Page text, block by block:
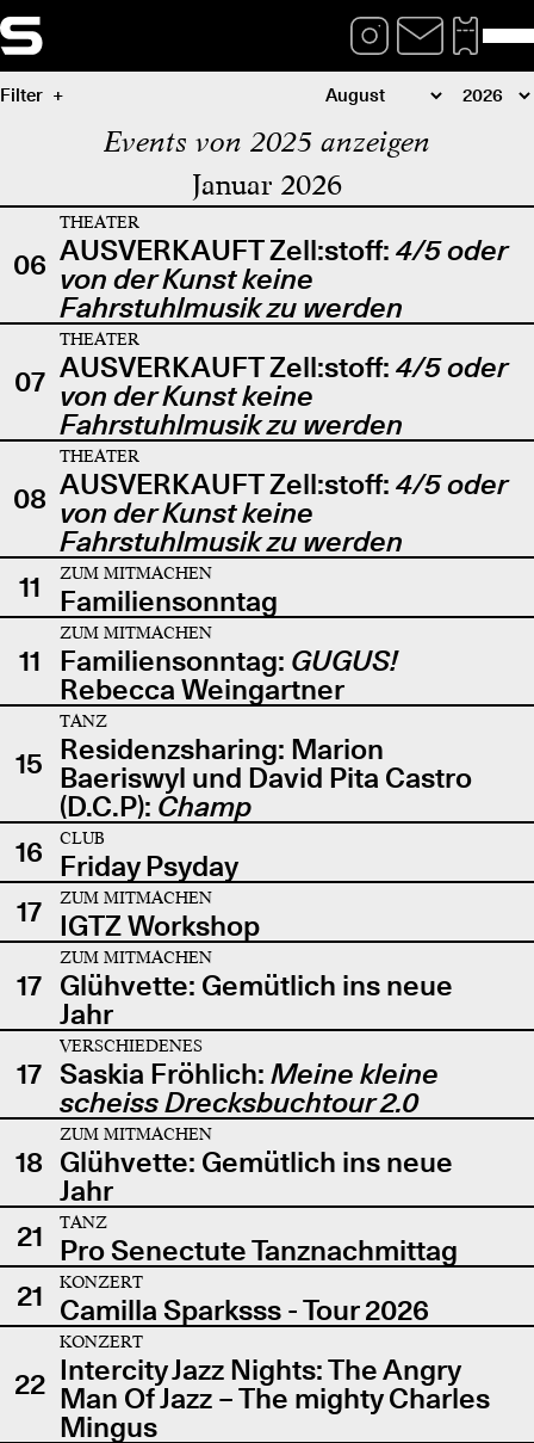
Filter
Events von 2025 anzeigen
Januar 2026
06
THEATER
AUSVERKAUFT Zell:stoff: 4/5 oder
von der Kunst keine
Fahrstuhlmusik zu werden
07
THEATER
AUSVERKAUFT Zell:stoff: 4/5 oder
von der Kunst keine
Fahrstuhlmusik zu werden
08
THEATER
AUSVERKAUFT Zell:stoff: 4/5 oder
von der Kunst keine
Fahrstuhlmusik zu werden
11
ZUM MITMACHEN
Familiensonntag
11
ZUM MITMACHEN
Familiensonntag: GUGUS!
Rebecca Weingartner
15
TANZ
Residenzsharing: Marion
Baeriswyl und David Pita Castro
(D.C.P): Champ
16
CLUB
Friday Psyday
17
ZUM MITMACHEN
IGTZ Workshop
17
ZUM MITMACHEN
Glühvette: Gemütlich ins neue
Jahr
17
VERSCHIEDENES
Saskia Fröhlich: Meine kleine
scheiss Drecksbuchtour 2.0
18
ZUM MITMACHEN
Glühvette: Gemütlich ins neue
Jahr
21
TANZ
Pro Senectute Tanznachmittag
21
KONZERT
Camilla Sparksss - Tour 2026
22
KONZERT
Intercity Jazz Nights: The Angry
Man Of Jazz – The mighty Charles
Mingus